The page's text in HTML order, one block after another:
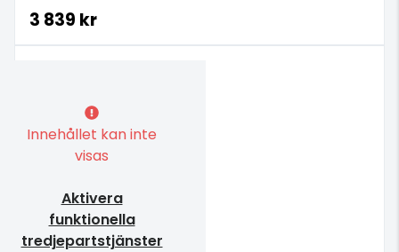
3 839 kr
Innehållet kan inte
visas
Aktivera
funktionella
tredjepartstjänster